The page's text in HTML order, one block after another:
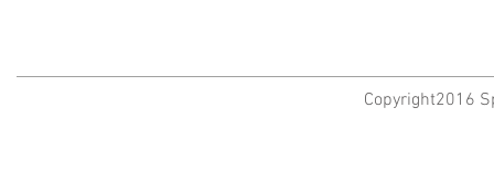
Copyright2016